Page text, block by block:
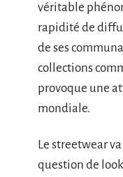
véritable
rapidité de
de ses
collections
provoque une
mondiale.
Le streetwear
question de